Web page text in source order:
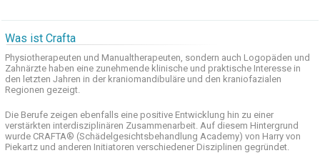
Was ist Crafta
Physiotherapeuten und Manualtherapeuten, sondern auch Logopäden und
Zahnärzte haben eine zunehmende klinische und praktische Interesse in
den letzten Jahren in der kraniomandibuläre und den kraniofazialen
Regionen gezeigt.
Die Berufe zeigen ebenfalls eine positive Entwicklung hin zu einer
verstärkten interdisziplinären Zusammenarbeit. Auf diesem Hintergrund
wurde CRAFTA® (Schädelgesichtsbehandlung Academy) von Harry von
Piekartz und anderen Initiatoren verschiedener Disziplinen gegründet.